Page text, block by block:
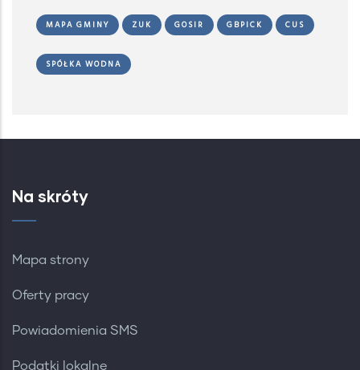
MAPA GMINY ZUK GOSIR GBPICK CUS
SPÓŁKA WODNA
Na skróty
Mapa strony
Oferty pracy
Powiadomienia SMS
Podatki lokalne